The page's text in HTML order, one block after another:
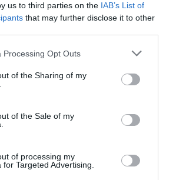
us to third parties on the IAB’s List of
that may further disclose it to other
Processing Opt Outs
of the Sharing of my
of the Sale of my
of processing my
Targeted Advertising.
a Coca-Cola como patrocinador